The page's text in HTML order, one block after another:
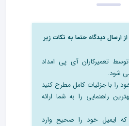
از ارسال دیدگاه حتما به نکات زیر
تعمیرکاران آی پی امداد
شود.
را با جزئیات کامل مطرح کنید
راهنمایی را به شما ارائه
ایمیل خود را صحیح وارد